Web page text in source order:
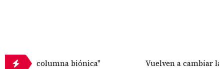
biónica" Vuelven a cambiar la fecha de